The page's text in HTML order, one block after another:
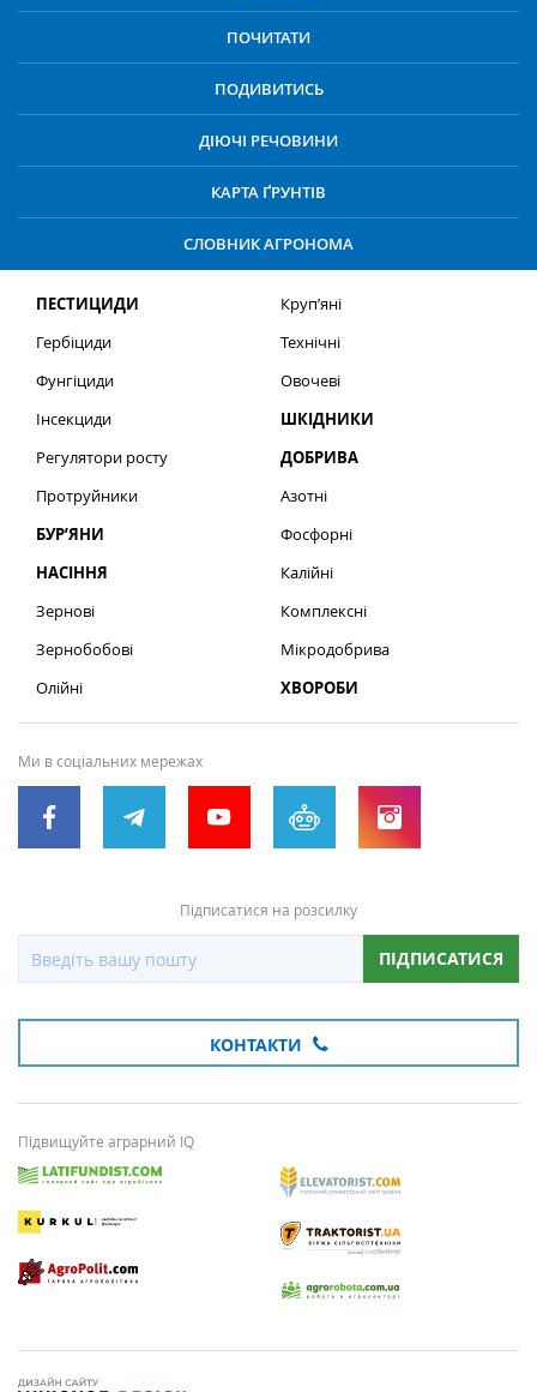
ПОЧИТАТИ
ПОДИВИТИСЬ
ДІЮЧІ РЕЧОВИНИ
КАРТА ҐРУНТІВ
СЛОВНИК АГРОНОМА
ПЕСТИЦИДИ
Гербіциди
Фунгіциди
Інсекциди
Регулятори росту
Протруйники
БУР’ЯНИ
НАСІННЯ
Зернові
Зернобобові
Олійні
Круп’яні
Технічні
Овочеві
ШКІДНИКИ
ДОБРИВА
Азотні
Фосфорні
Калійні
Комплексні
Мікродобрива
ХВОРОБИ
Ми в соціальних мережах
Підписатися на розсилку
ПІДПИСАТИСЯ
КОНТАКТИ
Підвищуйте аграрний IQ